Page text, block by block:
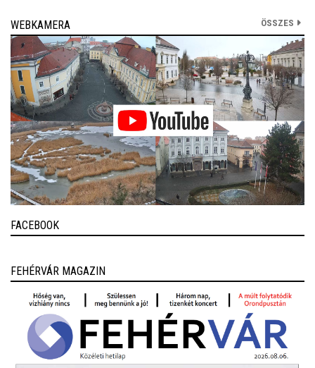
WEBKAMERA ÖSSZES
FACEBOOK
FEHÉRVÁR MAGAZIN